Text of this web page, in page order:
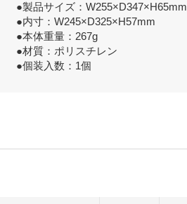
●製品サイズ：W255×D347×H65mm
●内寸：W245×D325×H57mm
●本体重量：267g
●材質：ポリスチレン
●個装入数：1個